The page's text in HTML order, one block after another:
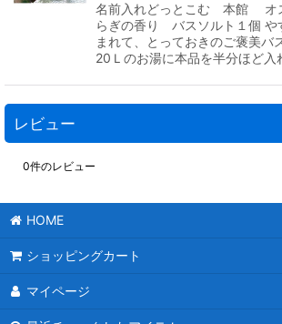
名前入れどっとこむ 本館 オ
らぎの香り バスソルト１個 や
まれて、とっておきのご褒美バ
20Ｌのお湯に本品を半分ほど
レビュー
0件のレビュー
HOME
ショッピングカート
マイページ